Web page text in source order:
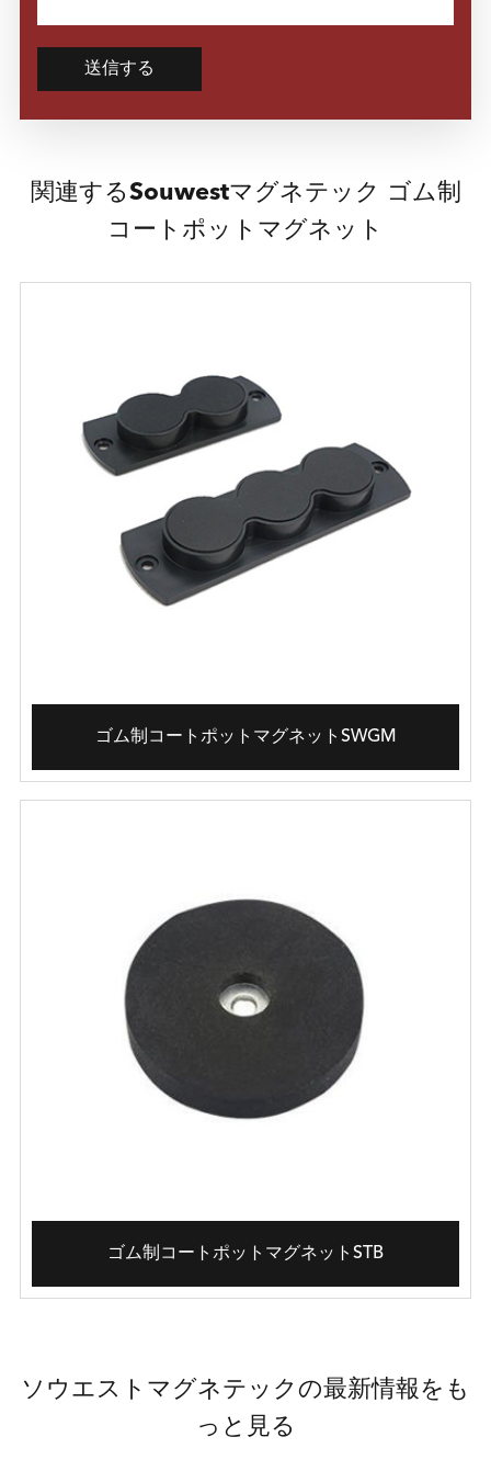
送信する
関連するSouwestマグネテック ゴム制
コートポットマグネット
ゴム制コートポットマグネットSWGM
ゴム制コートポットマグネットSTB
ソウエストマグネテックの最新情報をも
っと見る